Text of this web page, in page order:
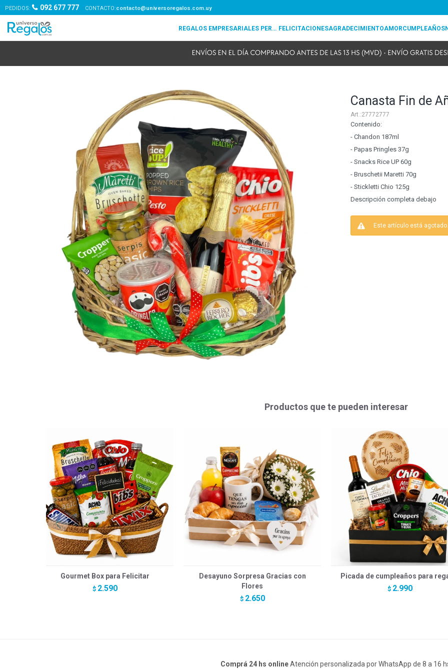
REGALOS EMPRESARIALES PERSONALIZADOS FELICITACIONESAGRADECIMIENTOAMORCUMPLEAÑOS
PEDIDOS: 092 677 777 contacto@universoregalos.com.uy
Canasta Fin de
27772777
Contenido:
- Chandon 187ml
- Papas Pringles 37g
- Snacks Rice UP 60g
- Bruschetii Maretti 70g
- Stickletti Chio 125g
Descripción completa debajo
Este artículo está
Productos que te pueden interesar
Gourmet Box para Felicitar
$ 2.590
Desayuno Sorpresa Gracias con
Flores
$ 2.650
Picada de cumpleaños para
$ 2.990
Comprá 24 hs onlineAtención personalizada por WhatsApp de 8 a 16